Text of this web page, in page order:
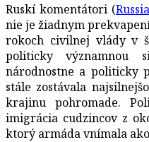
Ruskí komentátori (
nie je žiadnym
rokoch civilnej vlády v
politicky významnou
národnostne a politicky
stále zostávala
krajinu pohromade.
imigrácia cudzincov z
ktorý armáda vnímala